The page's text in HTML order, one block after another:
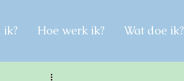
ik? Hoe werk ik? Wat doe ik?